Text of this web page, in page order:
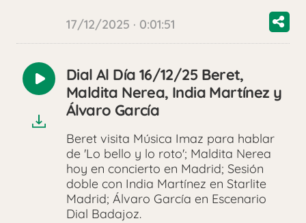
17/12/2025 · 0:01:51
Reproducir
audio
Dial Al Día 16/12/25 Beret,
Maldita Nerea, India Martínez y
Álvaro García
Beret visita Música Imaz para hablar
de 'Lo bello y lo roto'; Maldita Nerea
hoy en concierto en Madrid; Sesión
doble con India Martínez en Starlite
Madrid; Álvaro García en Escenario
Dial Badajoz.